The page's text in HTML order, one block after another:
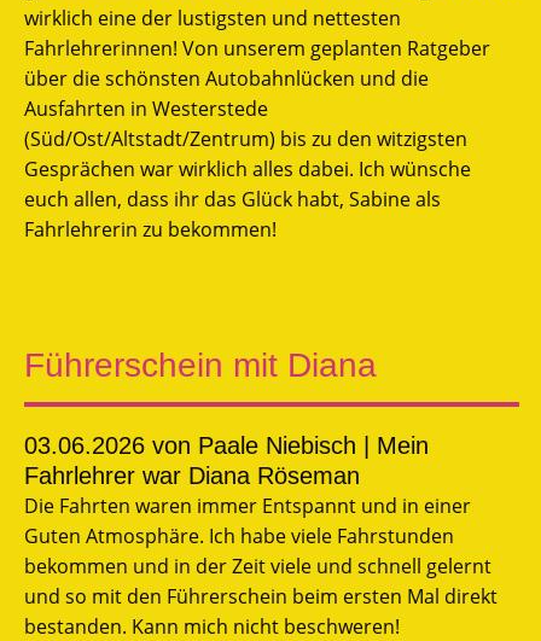
wirklich eine der lustigsten und nettesten
Fahrlehrerinnen! Von unserem geplanten Ratgeber
über die schönsten Autobahnlücken und die
Ausfahrten in Westerstede
(Süd/Ost/Altstadt/Zentrum) bis zu den witzigsten
Gesprächen war wirklich alles dabei. Ich wünsche
euch allen, dass ihr das Glück habt, Sabine als
Fahrlehrerin zu bekommen!
Führerschein mit Diana
03.06.2026 von Paale Niebisch | Mein
Fahrlehrer war Diana Röseman
Die Fahrten waren immer Entspannt und in einer
Guten Atmosphäre. Ich habe viele Fahrstunden
bekommen und in der Zeit viele und schnell gelernt
und so mit den Führerschein beim ersten Mal direkt
bestanden. Kann mich nicht beschweren!